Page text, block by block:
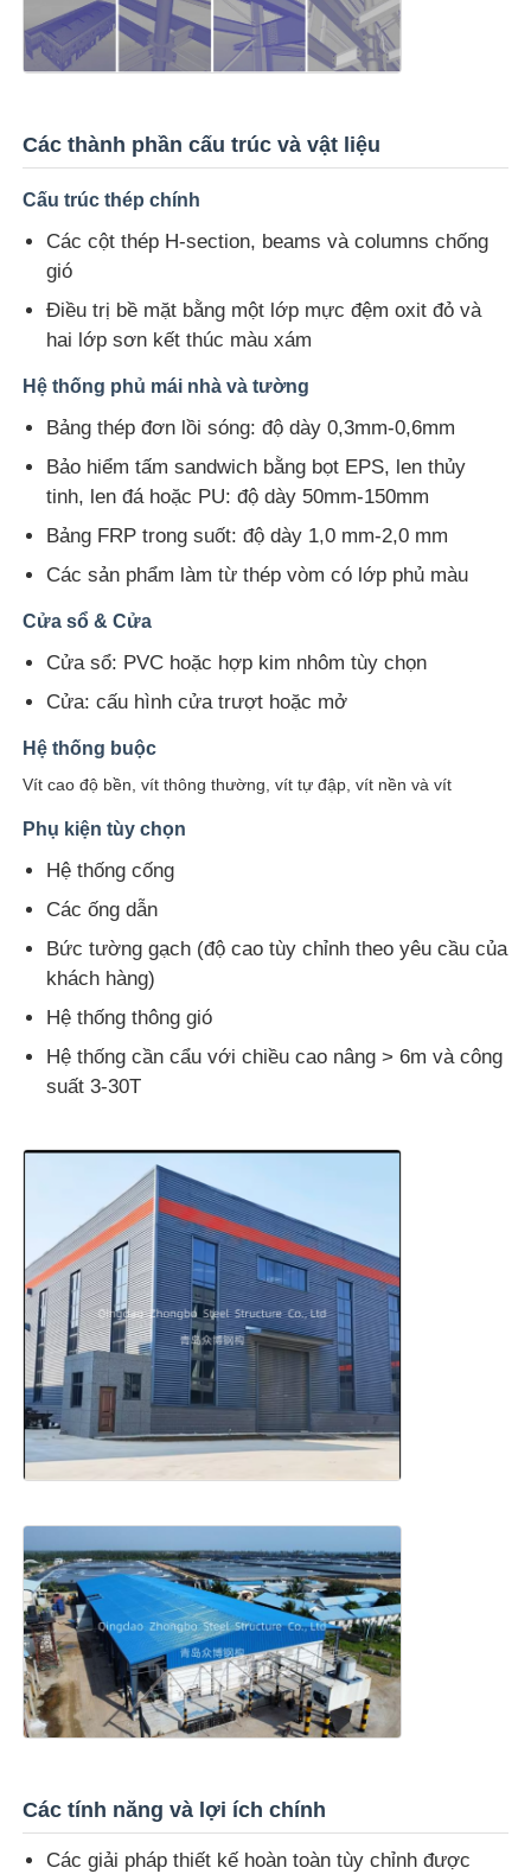
kho kết cấu thép
Tòa nhà thép thương mại
Cấu trúc khai thác
Thép cấu trúc máy bay treo
Thép cấu trúc nhà gia cầm
Thép cấu trúc tháp bể nước
Xây dựng cấu trúc thép
Cấu trúc thép sơn tĩnh điện
Các thành phần cấu trúc và vật liệu
Cấu trúc thép chính
Các cột thép H-section, beams và columns chống
gió
Điều trị bề mặt bằng một lớp mực đệm oxit đỏ và
hai lớp sơn kết thúc màu xám
Hệ thống phủ mái nhà và tường
Bảng thép đơn lồi sóng: độ dày 0,3mm-0,6mm
Bảo hiểm tấm sandwich bằng bọt EPS, len thủy
tinh, len đá hoặc PU: độ dày 50mm-150mm
Bảng FRP trong suốt: độ dày 1,0 mm-2,0 mm
Các sản phẩm làm từ thép vòm có lớp phủ màu
Cửa sổ & Cửa
Cửa sổ: PVC hoặc hợp kim nhôm tùy chọn
Cửa: cấu hình cửa trượt hoặc mở
Hệ thống buộc
Vít cao độ bền, vít thông thường, vít tự đập, vít nền và vít
Phụ kiện tùy chọn
Hệ thống cống
Các ống dẫn
Bức tường gạch (độ cao tùy chỉnh theo yêu cầu của
khách hàng)
Hệ thống thông gió
Hệ thống cần cẩu với chiều cao nâng > 6m và công
suất 3-30T
Các tính năng và lợi ích chính
Các giải pháp thiết kế hoàn toàn tùy chỉnh được